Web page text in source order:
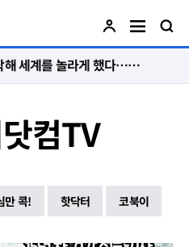
동네의원에서 시작해 세계를 놀라게 했다…관악구 50년 병원의 기적
컴TV
만 콕! 핫닥터 코북이